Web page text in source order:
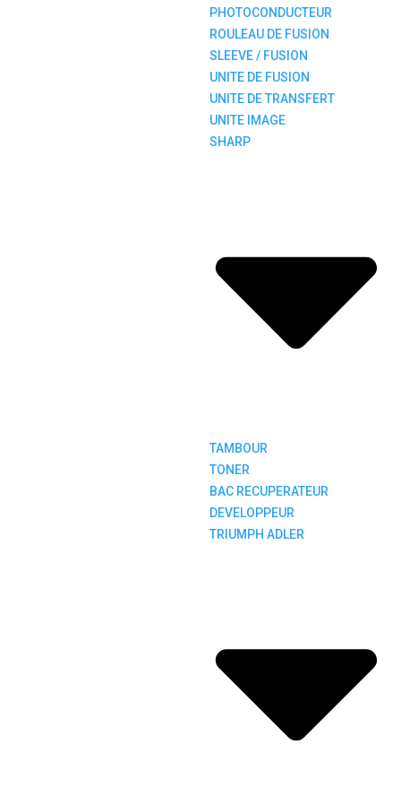
PHOTOCONDUCTEUR
ROULEAU DE FUSION
SLEEVE / FUSION
UNITE DE FUSION
UNITE DE TRANSFERT
UNITE IMAGE
SHARP
TAMBOUR
TONER
BAC RECUPERATEUR
DEVELOPPEUR
TRIUMPH ADLER